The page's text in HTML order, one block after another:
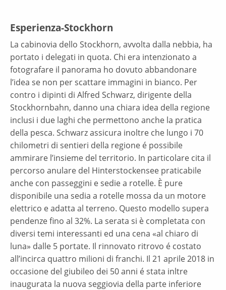
Esperienza-Stockhorn
La cabinovia dello Stockhorn, avvolta dalla nebbia, ha
portato i delegati in quota. Chi era intenzionato a
fotografare il panorama ho dovuto abbandonare
l’idea se non per scattare immagini in bianco. Per
contro i dipinti di Alfred Schwarz, dirigente della
Stockhornbahn, danno una chiara idea della regione
inclusi i due laghi che permettono anche la pratica
della pesca. Schwarz assicura inoltre che lungo i 70
chilometri di sentieri della regione é possibile
ammirare l’insieme del territorio. In particolare cita il
percorso anulare del Hinterstockensee praticabile
anche con passeggini e sedie a rotelle. È pure
disponibile una sedia a rotelle mossa da un motore
elettrico e adatta al terreno. Questo modello supera
pendenze fino al 32%. La serata si è completata con
diversi temi interessanti ed una cena «al chiaro di
luna» dalle 5 portate. Il rinnovato ritrovo é costato
all’incirca quattro milioni di franchi. Il 21 aprile 2018 in
occasione del giubileo dei 50 anni é stata inltre
inaugurata la nuova seggiovia della parte inferiore